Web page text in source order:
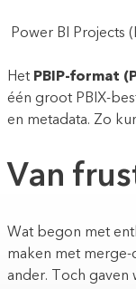
Power BI Projects
Het PBIP-format
één groot PBIX-
en metadata. Zo
Van
Wat begon met
maken met
ander. Toch gaven